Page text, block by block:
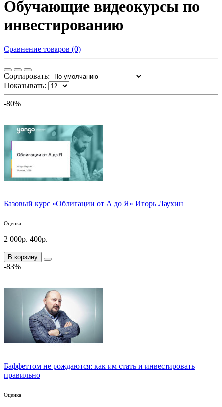
Обучающие видеокурсы по
инвестированию
Сравнение товаров (0)
Сортировать:
Показывать:
-80%
Базовый курс «Облигации от А до Я» Игорь Лаухин
Оценка
2 000р. 400р.
В корзину
-83%
Баффеттом не рождаются: как им стать и инвестировать
правильно
Оценка